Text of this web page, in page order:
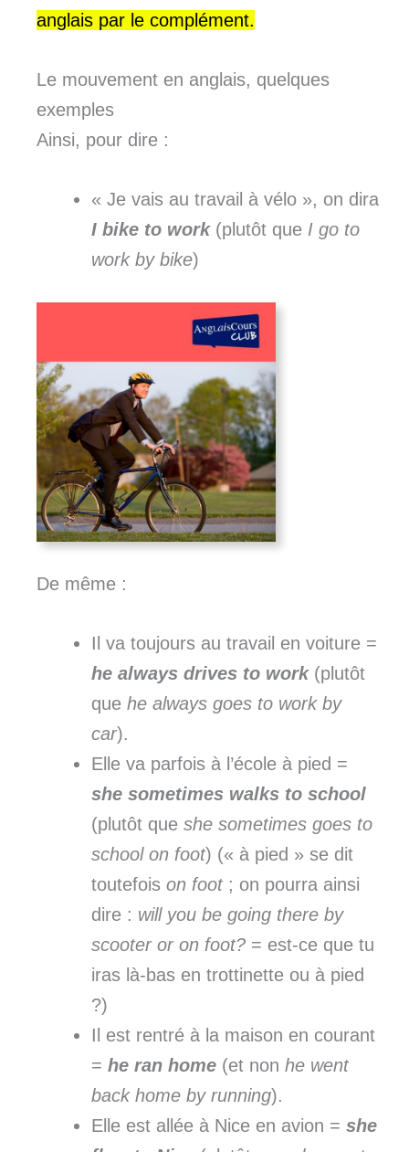
anglais par le complément.
Le mouvement en anglais, quelques
exemples
Ainsi, pour dire :
« Je vais au travail à vélo », on dira
I bike to work(plutôt que I go to
work by bike)
De même :
Il va toujours au travail en voiture =
he always drives to work(plutôt
que he always goes to work by
car).
Elle va parfois à l’école à pied =
she sometimes walks to school
(plutôt que she sometimes goes to
school on foot) (« à pied » se dit
toutefois on foot ; on pourra ainsi
dire : will you be going there by
scooter or on foot? = est-ce que tu
iras là-bas en trottinette ou à pied
?)
Il est rentré à la maison en courant
= he ran home (et non he went
back home by running).
Elle est allée à Nice en avion = she